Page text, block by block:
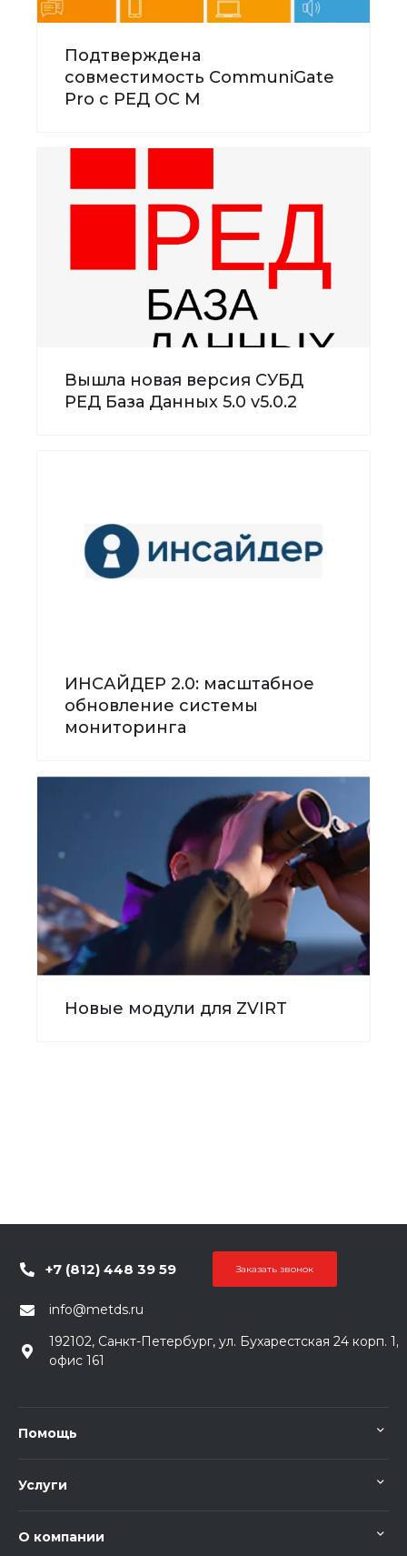
Подтверждена
совместимость CommuniGate
Pro с РЕД ОС М
Вышла новая версия СУБД
РЕД База Данных 5.0 v5.0.2
ИНСАЙДЕР 2.0: масштабное
обновление системы
мониторинга
Новые модули для ZVIRT
+7 (812) 448 39 59 Заказать звонок
info@metds.ru
192102, Санкт-Петербург, ул. Бухарестская 24 корп. 1,
офис 161
Помощь
Услуги
О компании